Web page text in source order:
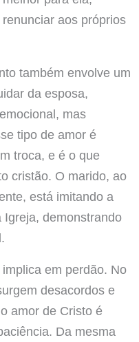
aos próprios
também envolve um
da esposa,
mas
tipo de amor é
troca, e é o que
cristão. O marido, ao
está imitando a
demonstrando
em perdão. No
desacordos e
amor de Cristo é
Da mesma